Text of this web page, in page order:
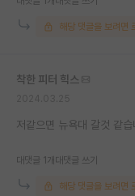
해당 댓글을 보려면
착한 피터 힉스
저같으면 뉴욕대 갈것 같습
대댓글 1개 대댓글 쓰기
해당 댓글을 보려면